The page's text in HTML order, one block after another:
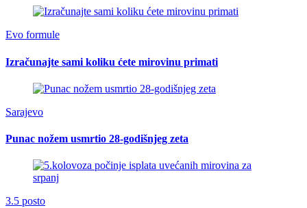
Evo formule
Izračunajte sami koliku ćete mirovinu primati
Sarajevo
Punac nožem usmrtio 28-godišnjeg zeta
3.5 posto